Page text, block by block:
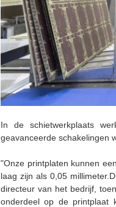
In de schietwerkplaats
geavanceerde schakelingen
"Onze printplaten kunnen
laag zijn als 0,05
directeur van het bedrijf,
onderdeel op de printplaat